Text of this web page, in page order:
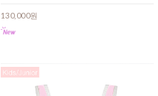
130,000원